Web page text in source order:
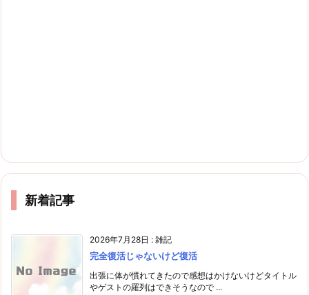
新着記事
2026年7月28日 : 雑記
完全復活じゃないけど復活
出張に体が慣れてきたので感想はかけないけどタイトル
やゲストの羅列はできそうなので ...